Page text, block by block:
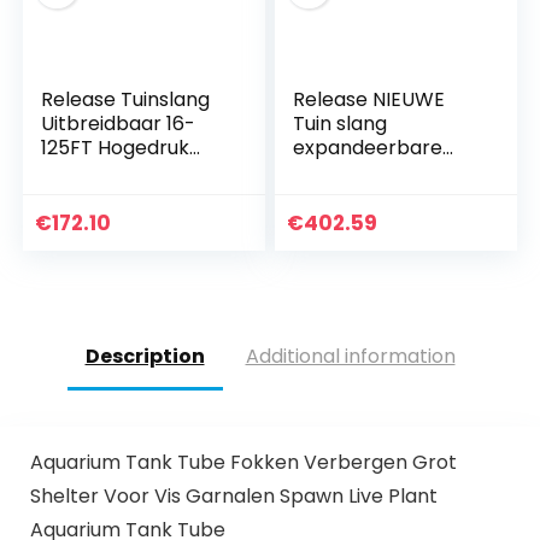
Release Tuinslang
Uitbreidbaar 16-
125FT Hogedruk
Flexibele
€172.10
Release NIEUWE
Tuin slang
expandeerbare
flexibele
€402.59
Description Additional information
Aquarium Tank Tube Fokken Verbergen Grot
Shelter Voor Vis Garnalen Spawn Live Plant
Aquarium Tank Tube